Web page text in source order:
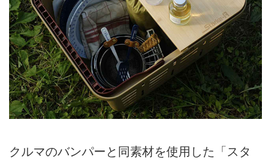
クルマのバンパーと同素材を使用した「スタ